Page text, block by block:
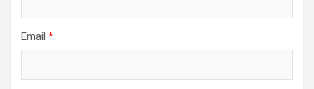
Email *